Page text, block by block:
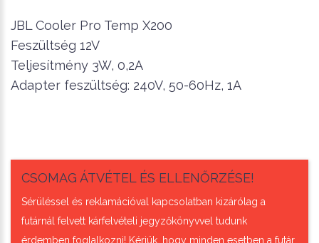
JBL Cooler Pro Temp X200
Feszültség 12V
Teljesítmény 3W, 0,2A
Adapter feszültség: 240V, 50-60Hz, 1A
CSOMAG ÁTVÉTEL ÉS ELLENŐRZÉSE!
Sérüléssel és reklamációval kapcsolatban kizárólag a
futárnál felvett kárfelvételi jegyzőkönyvvel tudunk
érdemben foglalkozni! Kérjük, hogy minden esetben a futár